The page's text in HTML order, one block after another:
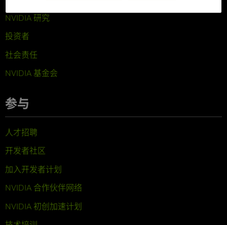
NVIDIA 研究
投资者
社会责任
NVIDIA 基金会
参与
人才招聘
开发者社区
加入开发者计划
NVIDIA 合作伙伴网络
NVIDIA 初创加速计划